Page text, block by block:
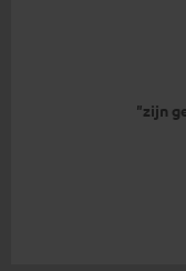
"zijn